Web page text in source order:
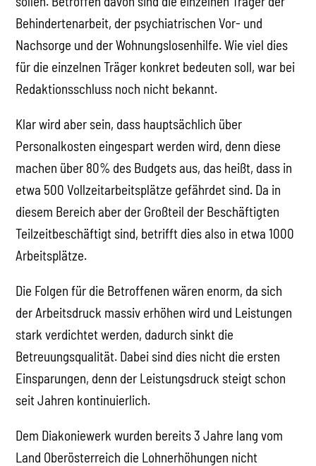
Behindertenarbeit, der psychiatrischen Vor- und
Nachsorge und der Wohnungslosenhilfe. Wie viel dies
für die einzelnen Träger konkret bedeuten soll, war bei
Redaktionsschluss noch nicht bekannt.
Klar wird aber sein, dass hauptsächlich über
Personalkosten eingespart werden wird, denn diese
machen über 80% des Budgets aus, das heißt, dass in
etwa 500 Vollzeitarbeitsplätze gefährdet sind. Da in
diesem Bereich aber der Großteil der Beschäftigten
Teilzeitbeschäftigt sind, betrifft dies also in etwa 1000
Arbeitsplätze.
Die Folgen für die Betroffenen wären enorm, da sich
der Arbeitsdruck massiv erhöhen wird und Leistungen
stark verdichtet werden, dadurch sinkt die
Betreuungsqualität. Dabei sind dies nicht die ersten
Einsparungen, denn der Leistungsdruck steigt schon
seit Jahren kontinuierlich.
Dem Diakoniewerk wurden bereits 3 Jahre lang vom
Land Oberösterreich die Lohnerhöhungen nicht